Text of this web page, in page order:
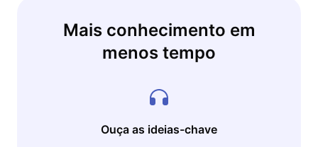
Mais conhecimento em
menos tempo
Ouça as ideias-chave